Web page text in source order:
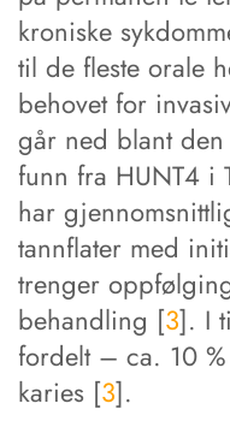
kroniske
til de fleste orale
behovet for
går ned blant
funn fra HUNT4 i
har
tannflater med
trenger
behandling [3]. I
fordelt – ca. 10
karies [3].